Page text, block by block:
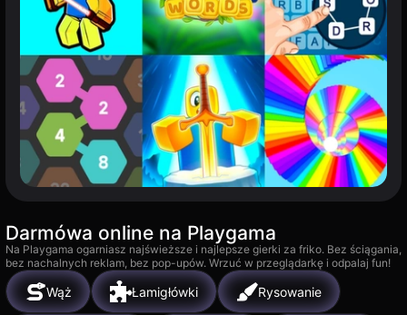
Darmówa online na Playgama
Na Playgama ogarniasz najświeższe i najlepsze gierki za friko. Bez ściągania,
bez nachalnych reklam, bez pop-upów. Wrzuć w przeglądarkę i odpalaj fun!
Wąż Łamigłówki Rysowanie